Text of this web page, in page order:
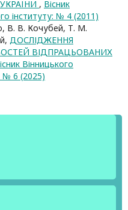
, Вісник
інституту: № 4 (2011)
В. В. Кочубей, Т. М.
ДОСЛІДЖЕННЯ
ВІДПРАЦЬОВАНИХ
Вінницького
№ 6 (2025)